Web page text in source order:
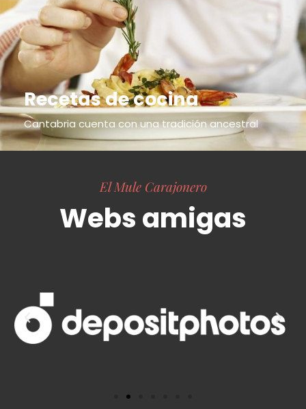
Recetas de cocina
Cantabria cuenta con una tradición ancestral
El Mule Carajonero
Webs amigas